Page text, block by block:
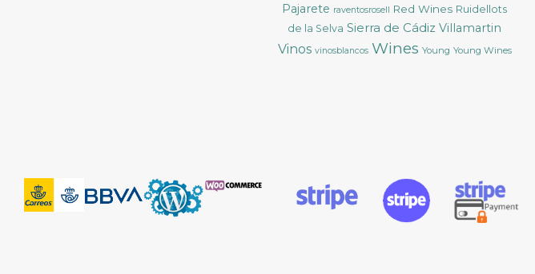
Pajarete raventosrosell Red Wines Ruidellots
de la Selva Sierra de Cádiz Villamartin
Vinos vinosblancos Wines Young Young Wines